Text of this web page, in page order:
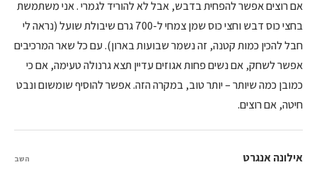
אם רוצים אפשר להפחית בדבש, אבל לא להוריד לגמרי . אני משתמשת
בחצי כוס דבש וחצי כוס שמן צמחי ל-700 גרם שיבולת שועל (נראה לי
חבל להכין כמות קטנה, זה נשמר שבועות בארון). עם כל שאר המרכיבים
אפשר לשחק, אם נשים פחות אגוזים עדיין תצא גרנולה טעימה, אם כי
כמובן כמה שיותר – יותר טוב, במקרה הזה. אפשר להוסיף שומשום ונבט
חיטה, אם רוצים.
אילונה אנגרט השב